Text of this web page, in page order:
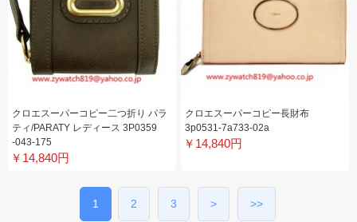
クロエスーパーコピー二つ折り パラ
ティ/PARATY レディース 3P0359
-043-175
￥14,840円
クロエスーパーコピー長財布
3p0531-7a733-02a
￥14,840円
1 2 3 > >>